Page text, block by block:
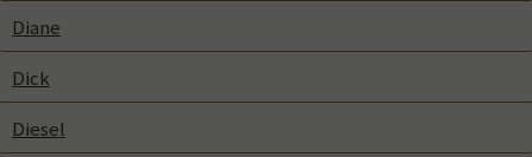
Diane
Dick
Diesel